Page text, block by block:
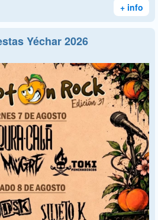
+ info
Yéchar 2026